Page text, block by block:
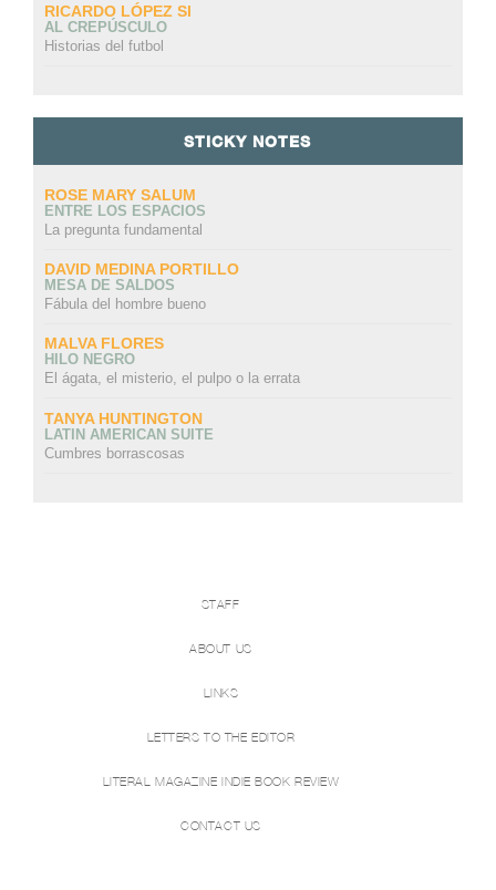
RICARDO LÓPEZ SI
AL CREPÚSCULO
Historias del futbol
STICKY NOTES
ROSE MARY SALUM
ENTRE LOS ESPACIOS
La pregunta fundamental
DAVID MEDINA PORTILLO
MESA DE SALDOS
Fábula del hombre bueno
MALVA FLORES
HILO NEGRO
El ágata, el misterio, el pulpo o la errata
TANYA HUNTINGTON
LATIN AMERICAN SUITE
Cumbres borrascosas
STAFF
ABOUT US
LINKS
LETTERS TO THE EDITOR
LITERAL MAGAZINE INDIE BOOK REVIEW
CONTACT US